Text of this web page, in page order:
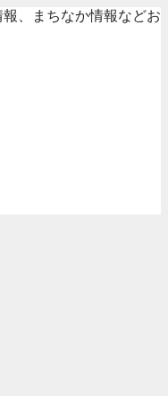
、まちなか情報などお